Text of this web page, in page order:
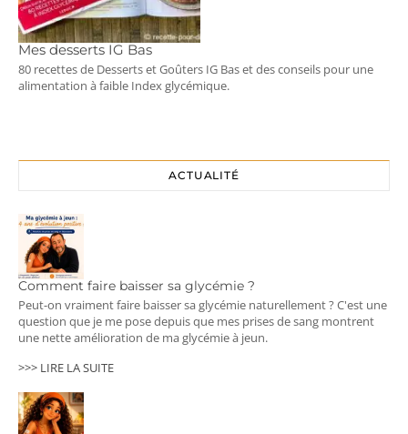
Mes desserts IG Bas
80 recettes de Desserts et Goûters IG Bas et des conseils pour une
alimentation à faible Index glycémique.
ACTUALITÉ
Comment faire baisser sa glycémie ?
Peut-on vraiment faire baisser sa glycémie naturellement ? C'est une
question que je me pose depuis que mes prises de sang montrent
une nette amélioration de ma glycémie à jeun.
>>> LIRE LA SUITE